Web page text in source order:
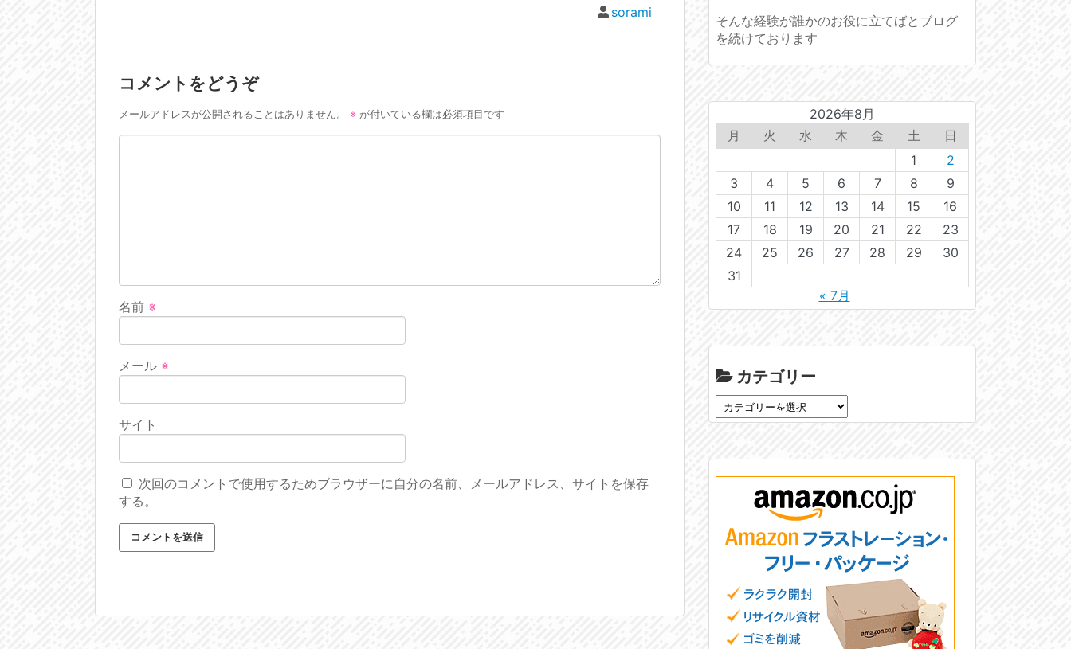
sorami
コメントをどうぞ
メールアドレスが公開されることはありません。 ※ が付いている欄は必須項目です
名前 ※
メール ※
サイト
次回のコメントで使用するためブラウザーに自分の名前、メールアドレス、サイトを保存
する。
そんな経験が誰かのお役に立てばとブログ
を続けております
2026年8月
月
火 水 木 金 土
日
1
2
3
4 5 6 7 8
9
10
11 12 13 14 15
16
17
18 19 20 21 22
23
24
25 26 27 28 29
30
31
« 7月
カテゴリー